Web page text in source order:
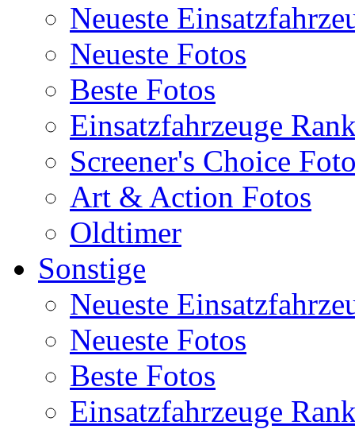
Neueste
Neueste Fotos
Beste Fotos
Einsatzfahrzeuge
Screener's Choice
Art & Action Fotos
Oldtimer
Sonstige
Neueste
Neueste Fotos
Beste Fotos
Einsatzfahrzeuge